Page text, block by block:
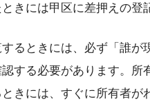
きには甲区に差押えの登
るときには、必ず「誰が
する必要があります。所
きには、すぐに所有者が